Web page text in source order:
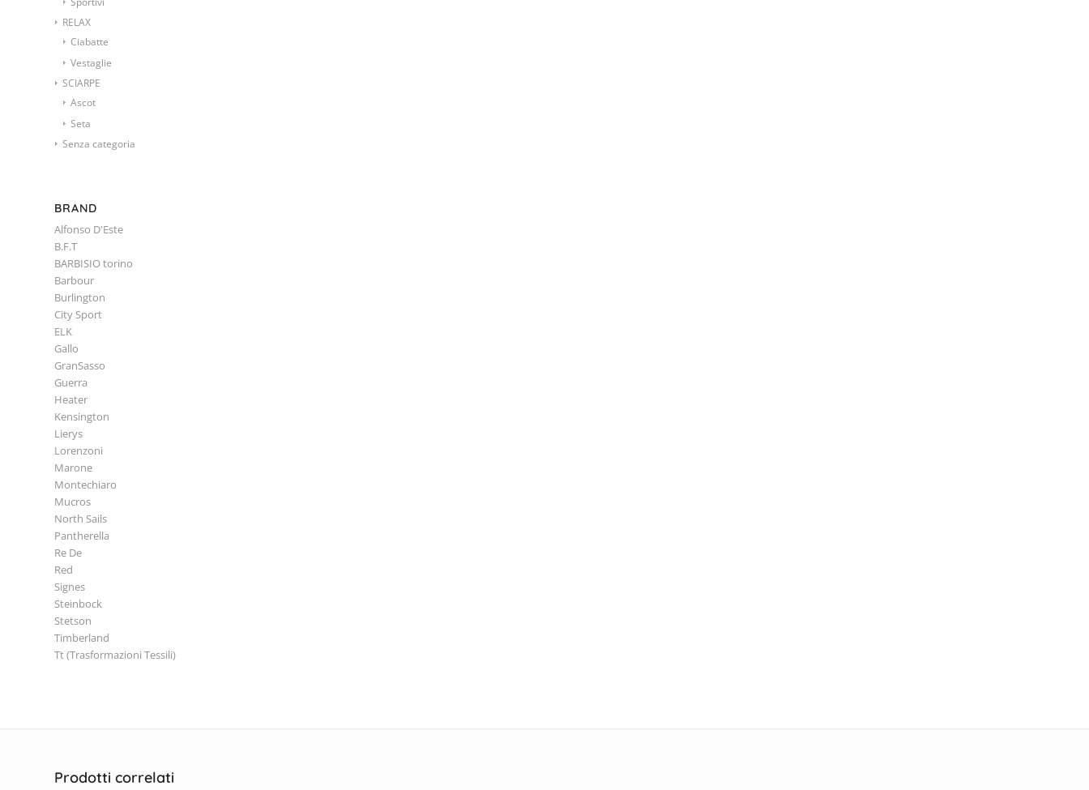
RELAX
Ciabatte
Vestaglie
SCIARPE
Ascot
Seta
Senza categoria
BRAND
Alfonso D'Este
B.F.T
BARBISIO torino
Barbour
Burlington
City Sport
ELK
Gallo
GranSasso
Guerra
Heater
Kensington
Lierys
Lorenzoni
Marone
Montechiaro
Mucros
North Sails
Pantherella
Re De
Red
Signes
Steinbock
Stetson
Timberland
Tt (Trasformazioni Tessili)
Prodotti correlati